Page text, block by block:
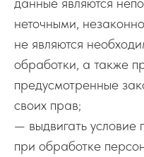
неточными,
не являются
обработки, а также
предусмотренные
своих прав;
— выдвигать условие
при обработке